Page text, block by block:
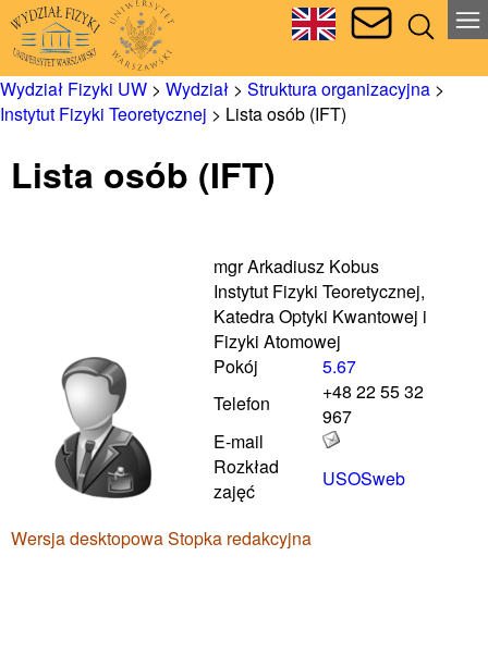
Wydział Fizyki UW > Wydział > Struktura organizacyjna >
Instytut Fizyki Teoretycznej > Lista osób (IFT)
Lista osób (IFT)
mgr Arkadiusz Kobus
Instytut Fizyki Teoretycznej,
Katedra Optyki Kwantowej i
Fizyki Atomowej
Pokój
5.67
Telefon
+48 22 55 32
967
E-mail
Rozkład
zajęć
USOSweb
Wersja desktopowaStopka redakcyjna